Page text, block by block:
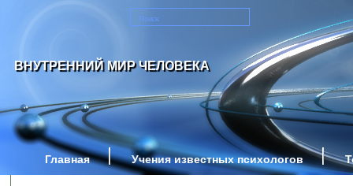
ВНУТРЕННИЙ МИР ЧЕЛОВЕКА
Главная Учения известных психологов